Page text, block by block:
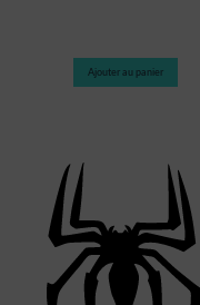
Ajouter au panier